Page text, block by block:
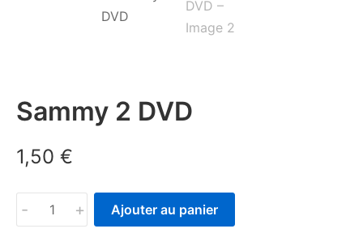
Sammy 2 DVD
1,50 €
quantité
de
- + Ajouter au panier